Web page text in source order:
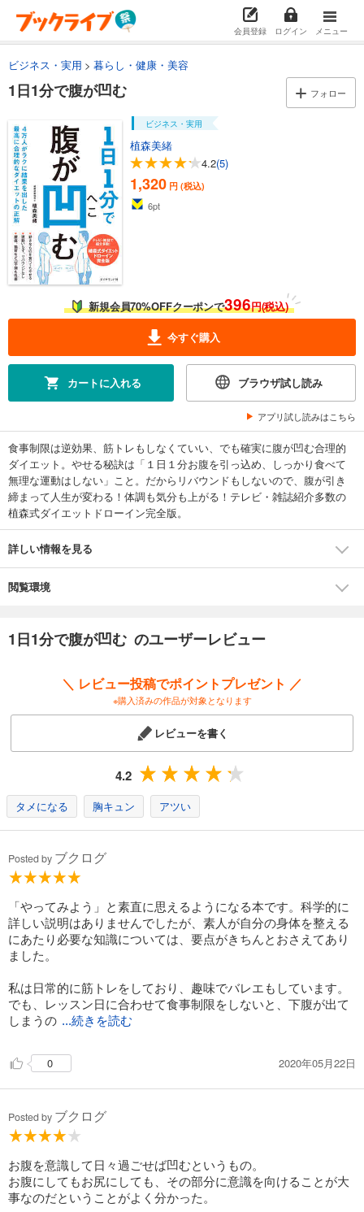
会員登録 ログイン メニュー
ビジネス・実用 暮らし・健康・美容
1日1分で腹が凹む フォロー
ビジネス・実用
植森美緒
4.2(5)
1,320 円 (税込)
6pt
新規会員70%OFFクーポンで396円(税込)
今すぐ購入
カートに入れる ブラウザ試し読み
アプリ試し読みはこちら
食事制限は逆効果、筋トレもしなくていい、でも確実に腹が凹む合理的
ダイエット。やせる秘訣は「１日１分お腹を引っ込め、しっかり食べて
無理な運動はしない」こと。だからリバウンドもしないので、腹が引き
締まって人生が変わる！体調も気分も上がる！テレビ・雑誌紹介多数の
植森式ダイエットドローイン完全版。
詳しい情報を見る
閲覧環境
1日1分で腹が凹む のユーザーレビュー
＼ レビュー投稿でポイントプレゼント ／
※購入済みの作品が対象となります
レビューを書く
4.2
タメになる 胸キュン アツい
Posted by ブクログ
「やってみよう」と素直に思えるようになる本です。科学的に
詳しい説明はありませんでしたが、素人が自分の身体を整える
にあたり必要な知識については、要点がきちんとおさえてあり
ました。
私は日常的に筋トレをしており、趣味でバレエもしています。
でも、レッスン日に合わせて食事制限をしないと、下腹が出て
しまうの ...続きを読む
0 2020年05月22日
Posted by ブクログ
お腹を意識して日々過ごせば凹むというもの。
お腹にしてもお尻にしても、その部分に意識を向けることが大
事なのだということがよく分かった。